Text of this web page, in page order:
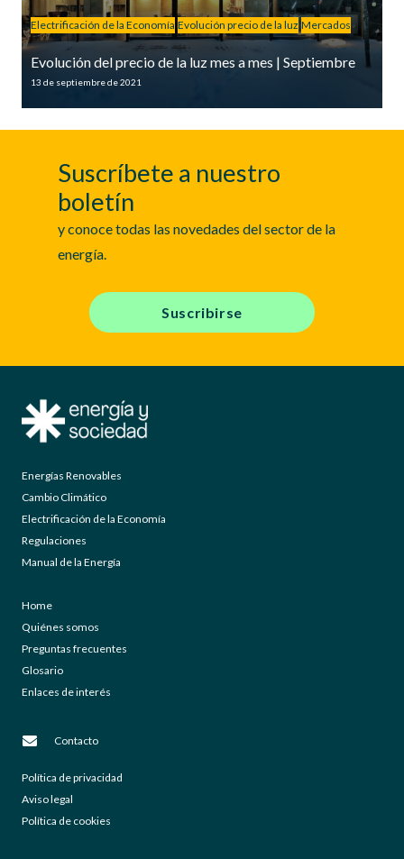
Electrificación de la Economía Evolución precio de la luz Mercados
Evolución del precio de la luz mes a mes | Septiembre
13 de septiembre de 2021
Suscríbete a nuestro
boletín
y conoce todas las novedades del sector de la
energía.
Suscribirse
Energías Renovables
Cambio Climático
Electrificación de la Economía
Regulaciones
Manual de la Energía
Home
Quiénes somos
Preguntas frecuentes
Glosario
Enlaces de interés
Contacto
Política de privacidad
Aviso legal
Política de cookies